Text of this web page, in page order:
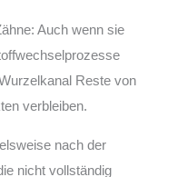
Auch wenn sie
Reste von
verbleiben.
nach der
nicht vollständig